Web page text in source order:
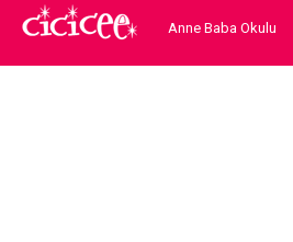
Anne Baba Okulu